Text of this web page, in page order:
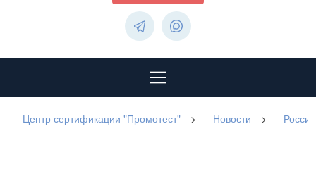
Центр сертификации "Промотест" > Новости >